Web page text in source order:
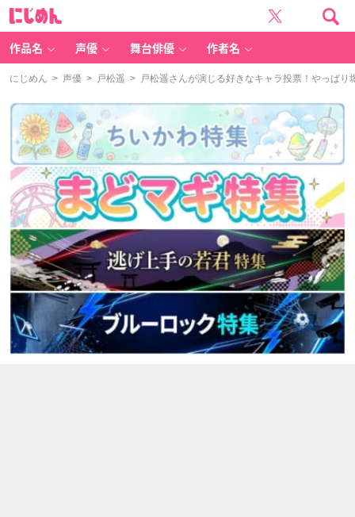
作品名 声優 舞台俳優 作者名
にじめん > 声優 > 戸松遥 > 戸松遥さんが演じる好きなキャラ投票！やっぱり